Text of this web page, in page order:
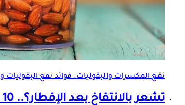
نقع المكسرات والبقوليات. فوائد نقع
تشعر بالانتفاخ بعد الإفطار؟.. 10 طرق طبيعية ل